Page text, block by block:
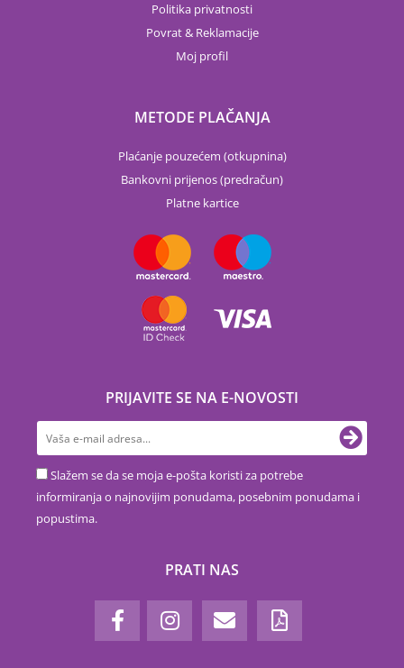
Politika privatnosti
Povrat & Reklamacije
Moj profil
METODE PLAČANJA
Plaćanje pouzećem (otkupnina)
Bankovni prijenos (predračun)
Platne kartice
PRIJAVITE SE NA E-NOVOSTI
Slažem se da se moja e-pošta koristi za potrebe
informiranja o najnovijim ponudama, posebnim ponudama i
popustima.
PRATI NAS